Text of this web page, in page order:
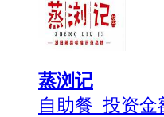
蒸浏记
自助餐 投资金